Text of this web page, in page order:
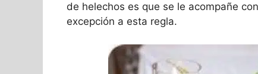
de helechos es que se le acompañe con
excepción a esta regla.